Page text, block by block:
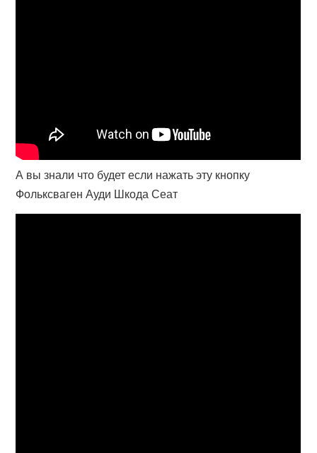
А вы знали что будет если нажать эту кнопку
Фольксваген Ауди Шкода Сеат